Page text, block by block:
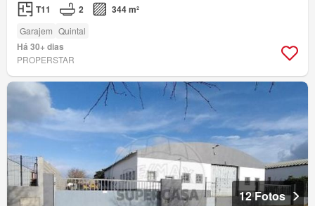
T11 2 344 m²
Garajem Quintal
Há 30+ dias
PROPERSTAR
12 Fotos